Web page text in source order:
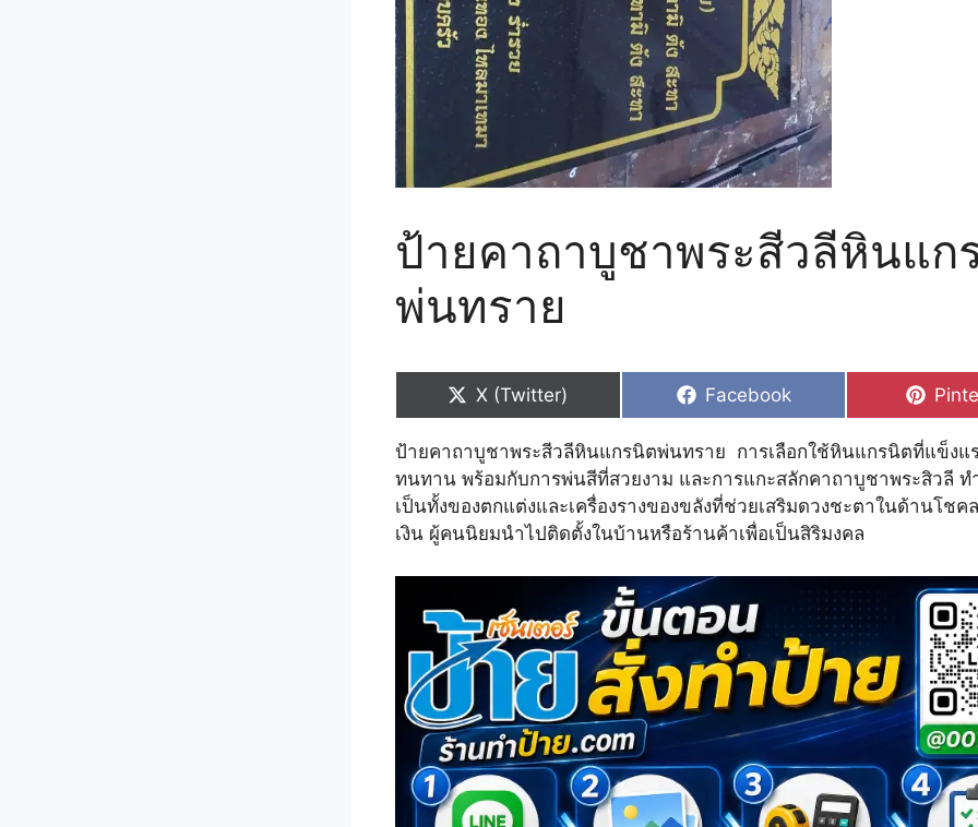
ป้ายคาถาบูชาพระสีวลีหินแก
พ่นทราย
Share
X (Twitter)
Share
Facebook
ป้ายคาถาบูชาพระสีวลีหินแกรนิตพ่นทราย การเลือกใช้หินแกรนิตที่แข็งแ
ทนทาน พร้อมกับการพ่นสีที่สวยงาม และการแกะสลักคาถาบูชาพระสิวลี ท
เป็นทั้งของตกแต่งและเครื่องรางของขลังที่ช่วยเสริมดวงชะตาในด้านโชค
เงิน ผู้คนนิยมนำไปติดตั้งในบ้านหรือร้านค้าเพื่อเป็นสิริมงคล